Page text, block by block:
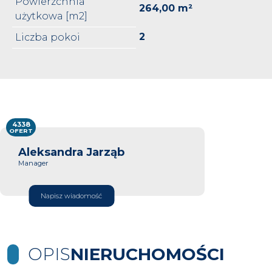
użytkowa [m2]
264,00 m²
Liczba pokoi 2
Aleksandra Jarząb
Manager
Napisz wiadomość
4338
OFERT
OPISNIERUCHOMOŚCI